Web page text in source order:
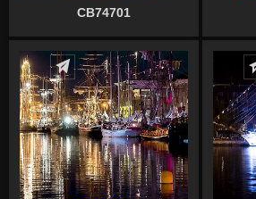
CB74701
Écrire un commentaire